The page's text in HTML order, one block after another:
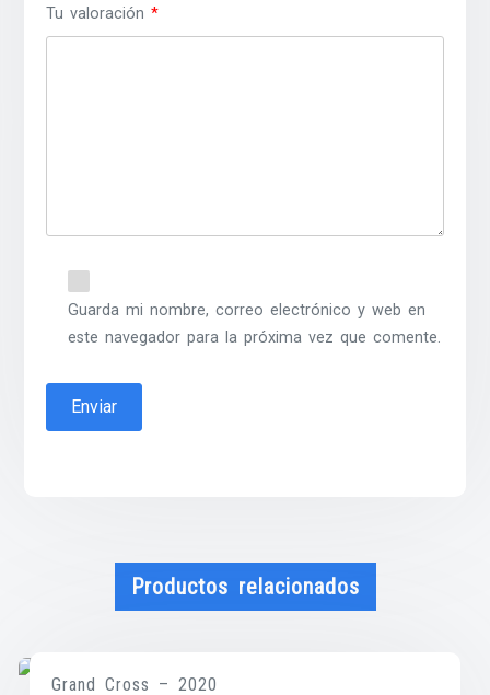
Tu valoración*
Guarda mi nombre, correo electrónico y web en
este navegador para la próxima vez que comente.
Productos relacionados
Grand Cross – 2020